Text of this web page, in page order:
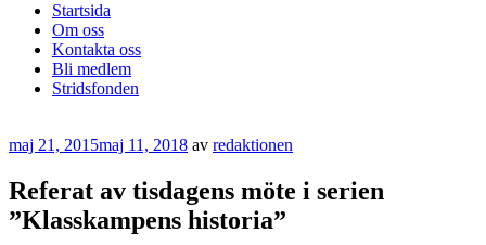
Startsida
Om oss
Kontakta oss
Bli medlem
Stridsfonden
Publicerat
maj 21, 2015maj 11, 2018 av redaktionen
Referat av tisdagens möte i serien
”Klasskampens historia”